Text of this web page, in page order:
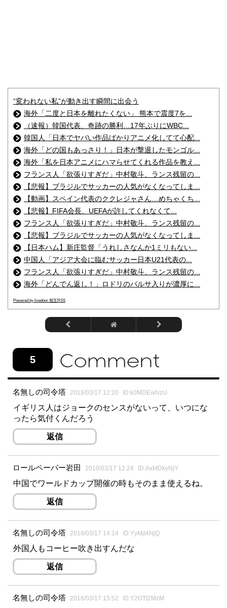
“変われない私”が動き出す瞬間に出会う
海外「二度と日本を離れたくない」 熊本で震度7を...
（速報）韓国代表、奇跡の勝利…17年ぶりにWBC...
韓国人「日本でヤバい作品ばかりアニメ化してて心配...
海外「どの国もあっさり！」日本が撃退したモンゴル...
海外「私を日本アニメにハマらせてくれる作品を教え...
フランス人「欲張りすぎだ」中村敬斗、ランス残留の...
【悲報】ブラジルでサッカーの人気がなくなってしま...
【動画】スペイン代表のククレジャさん…めちゃくち...
【悲報】FIFA会長、UEFAが許してくれなくて...
フランス人「欲張りすぎだ」中村敬斗、ランス残留の...
【悲報】ブラジルでサッカーの人気がなくなってしま...
【日本ハム】新庄監督「うれしさなんか1ミリもない...
中国人「アジア大会に臨むサッカー日本U21代表の...
フランス人「欲張りすぎだ」中村敬斗、ランス残留の...
海外「どんでん返し！」ロドリのバルサ入りが濃厚に...
Powered by livedoor 相互RSS
5
名無しの司令塔 2018/03/17 12:20 ID:k0MDEwNzU
イギリス人はジョークのセンスがないって、いつにな
ったら気付くんだろう
返信
ロールペーパー岩田 2018/03/17 12:24 ID:AxMDkyNjY
中国でワールドカップ開催の時もそのまま使えるね。
返信
名無しの司令塔 2018/03/17 14:14 ID:YyMjI4NjQ
外国人もコーヒー吹き出すんだな
返信
名無しの司令塔 2018/03/17 15:52 ID:Y2OTI2MzM